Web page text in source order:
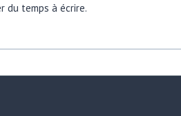
du temps à écrire.